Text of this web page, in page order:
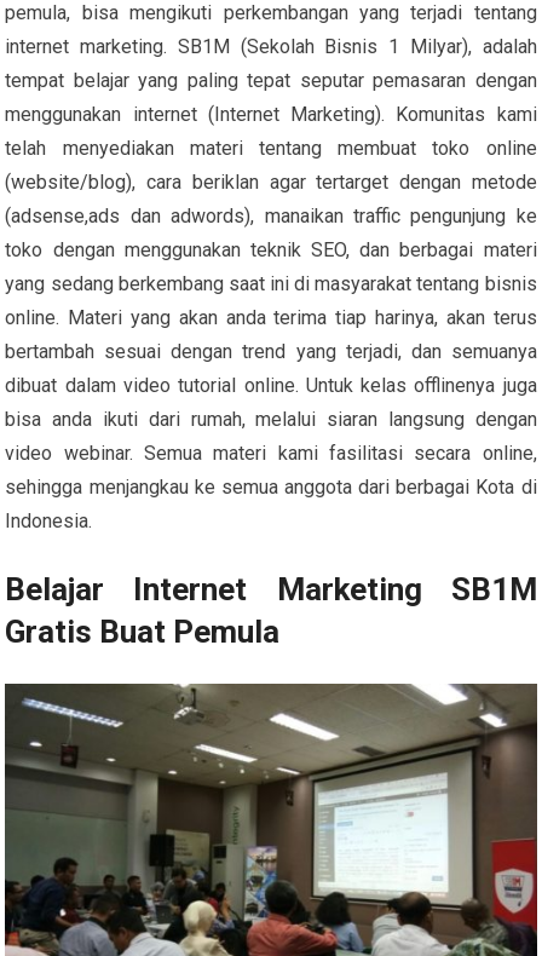
pemula, bisa mengikuti perkembangan yang terjadi tentang
internet marketing. SB1M (Sekolah Bisnis 1 Milyar), adalah
tempat belajar yang paling tepat seputar pemasaran dengan
menggunakan internet (Internet Marketing). Komunitas kami
telah menyediakan materi tentang membuat toko online
(website/blog), cara beriklan agar tertarget dengan metode
(adsense,ads dan adwords), manaikan traffic pengunjung ke
toko dengan menggunakan teknik SEO, dan berbagai materi
yang sedang berkembang saat ini di masyarakat tentang bisnis
online. Materi yang akan anda terima tiap harinya, akan terus
bertambah sesuai dengan trend yang terjadi, dan semuanya
dibuat dalam video tutorial online. Untuk kelas offlinenya juga
bisa anda ikuti dari rumah, melalui siaran langsung dengan
video webinar. Semua materi kami fasilitasi secara online,
sehingga menjangkau ke semua anggota dari berbagai Kota di
Indonesia.
Belajar Internet Marketing SB1M
Gratis Buat Pemula